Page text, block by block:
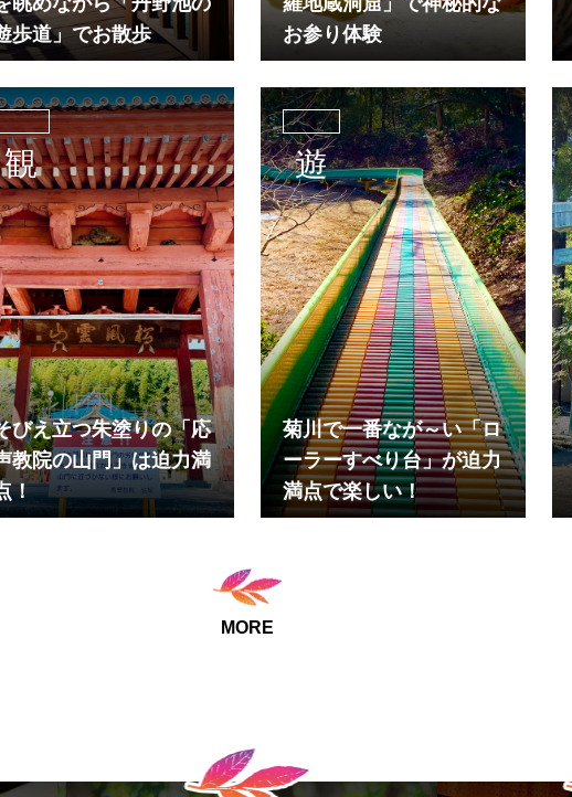
歩道」でお散歩
お参り体験
びえ立つ朱塗りの「応
教院の山門」は迫力満
！
菊川で一番なが～い「ロ
ーラーすべり台」が迫力
満点で楽しい！
MORE